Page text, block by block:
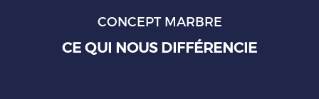
CONCEPT MARBRE
CE QUI NOUS DIFFÉRENCIE